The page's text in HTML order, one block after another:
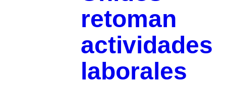
retoman
actividades
laborales